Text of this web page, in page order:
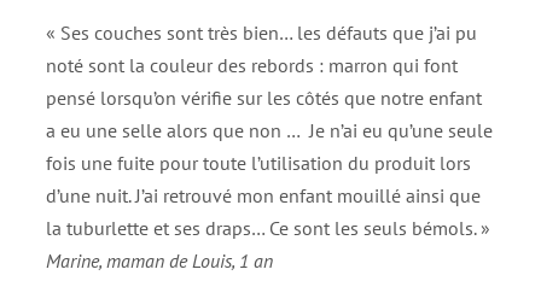
« Ses couches sont très bien… les défauts que j’ai pu
noté sont la couleur des rebords : marron qui font
pensé lorsqu’on vérifie sur les côtés que notre enfant
a eu une selle alors que non … Je n’ai eu qu’une seule
fois une fuite pour toute l’utilisation du produit lors
d’une nuit. J’ai retrouvé mon enfant mouillé ainsi que
la tuburlette et ses draps… Ce sont les seuls bémols. »
Marine, maman de Louis, 1 an